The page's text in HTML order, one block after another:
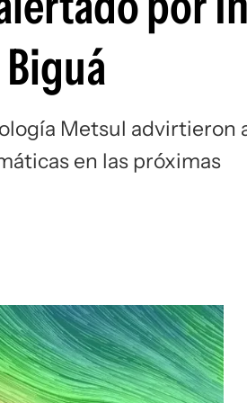
Metsul advirtieron
en las próximas